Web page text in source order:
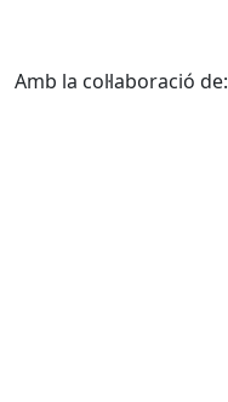
Amb la col·laboració de: